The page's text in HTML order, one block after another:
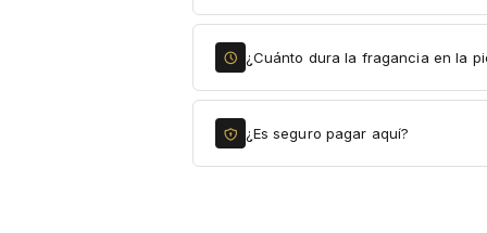
¿Cuánto dura la fragancia en la
¿Es seguro pagar aquí?